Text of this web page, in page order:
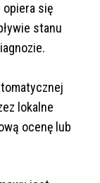
opiera się
stanu
lokalne
ocenę lub